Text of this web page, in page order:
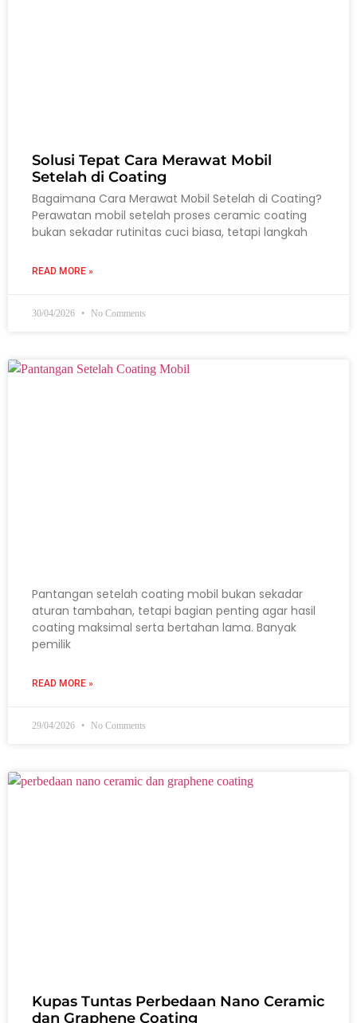
Solusi Tepat Cara Merawat Mobil
Setelah di Coating
Bagaimana Cara Merawat Mobil Setelah di Coating?
Perawatan mobil setelah proses ceramic coating
bukan sekadar rutinitas cuci biasa, tetapi langkah
READ MORE »
30/04/2026 No Comments
Pantangan setelah coating mobil bukan sekadar
aturan tambahan, tetapi bagian penting agar hasil
coating maksimal serta bertahan lama. Banyak
pemilik
READ MORE »
29/04/2026 No Comments
Kupas Tuntas Perbedaan Nano Ceramic
dan Graphene Coating